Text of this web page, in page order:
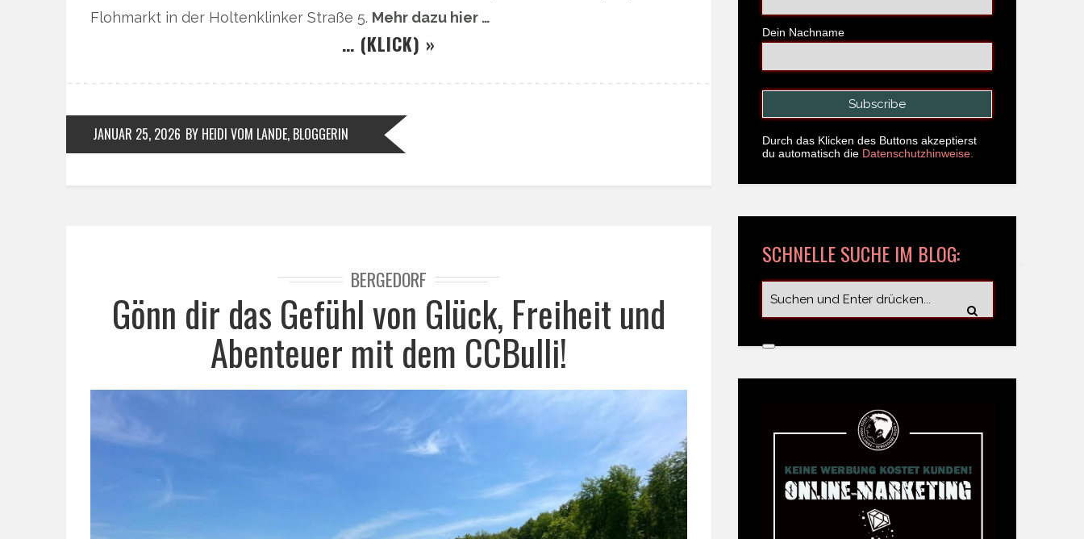
Flohmarkt in der Holtenklinker Straße 5. Mehr dazu hier …
… (KLICK) »
JANUAR 25, 2026 BY HEIDI VOM LANDE, BLOGGERIN
BERGEDORF
Gönn dir das Gefühl von Glück, Freiheit und
Abenteuer mit dem CCBulli!
Dein Nachname
Durch das Klicken des Buttons akzeptierst
du automatisch die Datenschutzhinweise.
SCHNELLE SUCHE IM BLOG: